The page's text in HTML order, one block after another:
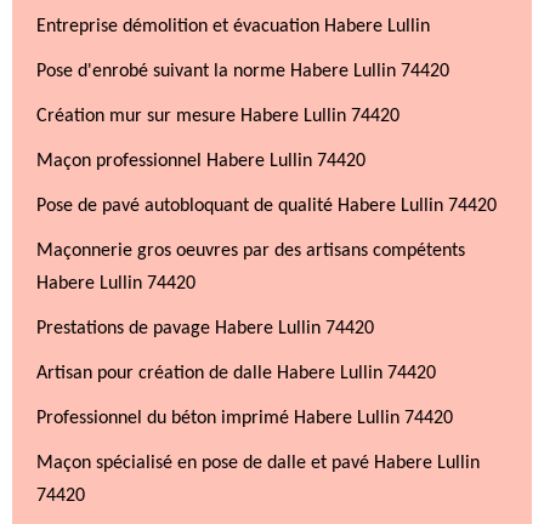
Entreprise démolition et évacuation Habere Lullin
Pose d'enrobé suivant la norme Habere Lullin 74420
Création mur sur mesure Habere Lullin 74420
Maçon professionnel Habere Lullin 74420
Pose de pavé autobloquant de qualité Habere Lullin 74420
Maçonnerie gros oeuvres par des artisans compétents
Habere Lullin 74420
Prestations de pavage Habere Lullin 74420
Artisan pour création de dalle Habere Lullin 74420
Professionnel du béton imprimé Habere Lullin 74420
Maçon spécialisé en pose de dalle et pavé Habere Lullin
74420